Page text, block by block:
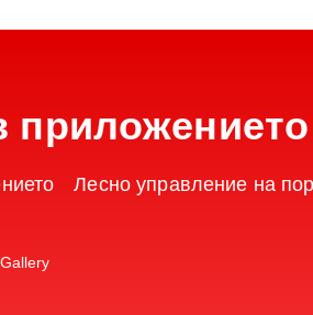
Лесно управление на